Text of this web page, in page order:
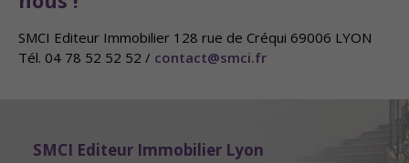
SMCI Editeur Immobilier 128 rue de Créqui 69006 LYON
Tél. 04 78 52 52 52 / contact@smci.fr
SMCI Editeur Immobilier Lyon